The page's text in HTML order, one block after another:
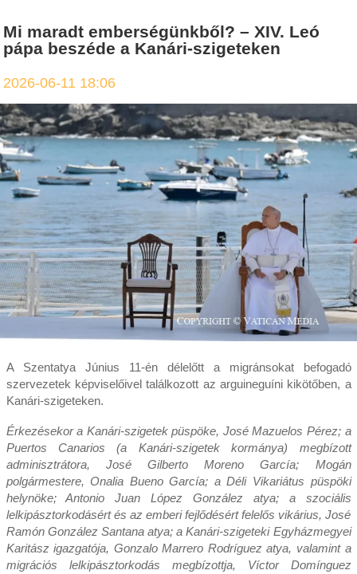
Mi maradt emberségünkből? – XIV. Leó
pápa beszéde a Kanári-szigeteken
2026-06-11 18:06
A Szentatya Június 11-én délelőtt a migránsokat befogadó
szervezetek képviselőivel találkozott az arguineguíni kikötőben, a
Kanári-szigeteken.
Érkezésekor a Kanári-szigetek püspöke, José Mazuelos Pérez; a
Puertos Canarios (a Kanári-szigetek kormánya) megbízott
adminisztrátora, José Gilberto Moreno García; Mogán
polgármestere, Onalia Bueno García; a Déli Vikariátus püspöki
helynöke; Antonio Juan López González atya; a szociális
lelkipásztorkodásért és az emberi fejlődésért felelős vikárius, José
Ramón González Santana atya; a Kanári-szigeteki Egyházmegyei
Karitász igazgatója, Gonzalo Marrero Rodríguez atya, valamint a
migrációs lelkipásztorkodás megbízottja, Víctor Domínguez